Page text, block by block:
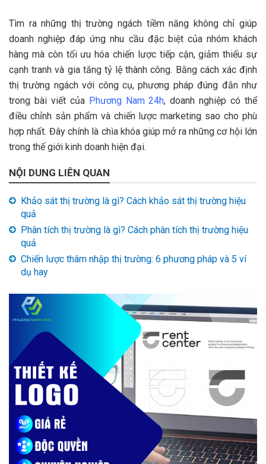
Tìm ra những thị trường ngách tiềm năng không chỉ giúp
doanh nghiệp đáp ứng nhu cầu đặc biệt của nhóm khách
hàng mà còn tối ưu hóa chiến lược tiếp cận, giảm thiểu sự
cạnh tranh và gia tăng tỷ lệ thành công. Bằng cách xác định
thị trường ngách với công cụ, phương pháp đúng đắn như
trong bài viết của Phương Nam 24h, doanh nghiệp có thể
điều chỉnh sản phẩm và chiến lược marketing sao cho phù
hợp nhất. Đây chính là chìa khóa giúp mở ra những cơ hội lớn
trong thế giới kinh doanh hiện đại.
NỘI DUNG LIÊN QUAN
Khảo sát thị trường là gì? Cách khảo sát thị trường hiệu
quả
Phân tích thị trường là gì? Cách phân tích thị trường hiệu
quả
Chiến lược thâm nhập thị trường: 6 phương pháp và 5 ví
dụ hay